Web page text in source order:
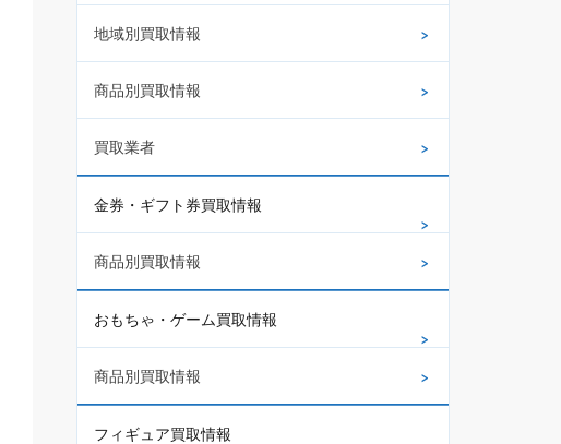
地域別買取情報
商品別買取情報
買取業者
金券・ギフト券買取情報
商品別買取情報
おもちゃ・ゲーム買取情報
商品別買取情報
フィギュア買取情報